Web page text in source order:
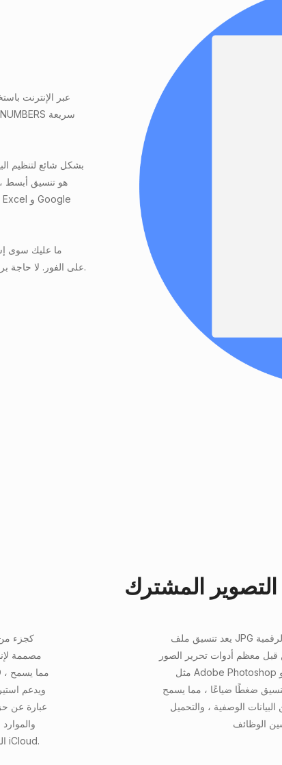
واضغط على زر التحويل. بعد الانتهاء من التحويل ، قم بتنزيل ملف JPG على الفور. لا حاجة بريد إلكتروني.
المخططات التفاعلية ، والجداول المحورية ، وأدوات التعاون من خلال iCloud.
المشترك
يعد تنسيق ملف JPG معيارًا يستخدم على نطاق واسع لضغط الصور الرقمية
قبل معظم أدوات تحرير الصور
مثل Adobe Photoshop و Gimp و Web Browsers ، مما يجعلها مثالية
ضغطًا ضياعًا ، مما يسمح
الوصفية ، والتحميل